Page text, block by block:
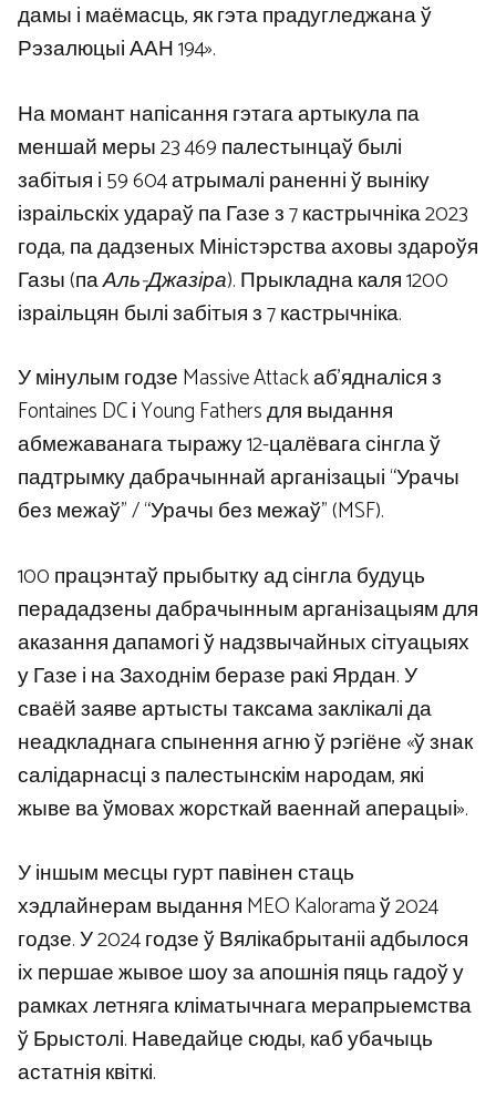
дамы і маёмасць, як гэта прадугледжана ў
Рэзалюцыі ААН 194».
На момант напісання гэтага артыкула па
меншай меры 23 469 палестынцаў былі
забітыя і 59 604 атрымалі раненні ў выніку
ізраільскіх удараў па Газе з 7 кастрычніка 2023
года, па дадзеных Міністэрства аховы здароўя
Газы (паАль-Джазіра). Прыкладна каля 1200
ізраільцян былі забітыя з 7 кастрычніка.
У мінулым годзе Massive Attack аб’ядналіся з
Fontaines DC і Young Fathers для выдання
абмежаванага тыражу 12-цалёвага сінгла ў
падтрымку дабрачыннай арганізацыі “Урачы
без межаў” / “Урачы без межаў” (MSF).
100 працэнтаў прыбытку ад сінгла будуць
перададзены дабрачынным арганізацыям для
аказання дапамогі ў надзвычайных сітуацыях
у Газе і на Заходнім беразе ракі Ярдан. У
сваёй заяве артысты таксама заклікалі да
неадкладнага спынення агню ў рэгіёне «ў знак
салідарнасці з палестынскім народам, які
жыве ва ўмовах жорсткай ваеннай аперацыі».
У іншым месцы гурт павінен стаць
хэдлайнерам выдання MEO Kalorama ў 2024
годзе. У 2024 годзе ў Вялікабрытаніі адбылося
іх першае жывое шоу за апошнія пяць гадоў у
рамках летняга кліматычнага мерапрыемства
ў Брыстолі. Наведайце сюды, каб убачыць
астатнія квіткі.